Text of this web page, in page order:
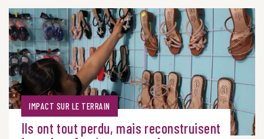
IMPACT SUR LE TERRAIN
Ils ont tout perdu, mais reconstruisent